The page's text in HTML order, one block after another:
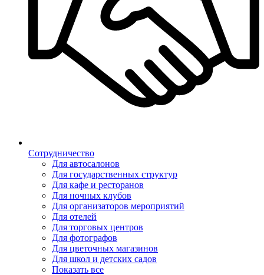
Сотрудничество
Для автосалонов
Для государственных структур
Для кафе и ресторанов
Для ночных клубов
Для организаторов мероприятий
Для отелей
Для торговых центров
Для фотографов
Для цветочных магазинов
Для школ и детских садов
Показать все